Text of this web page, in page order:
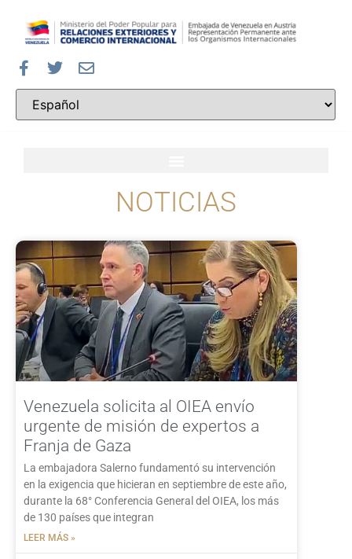
NOTICIAS
Venezuela solicita al OIEA envío
urgente de misión de expertos a
Franja de Gaza
La embajadora Salerno fundamentó su intervención
en la exigencia que hicieran en septiembre de este año,
durante la 68° Conferencia General del OIEA, los más
de 130 países que integran
LEER MÁS »